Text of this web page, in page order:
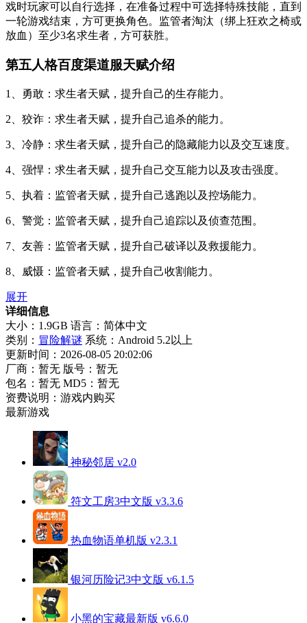
戏时玩家可以自行选择，在准备过程中可选择特殊技能，直到
一轮游戏结束，方可更换角色。监管者淘汰（绑上狂欢之椅或
放血）至少3名求生者，方可获胜。
第五人格百度渠道服天赋介绍
1、勇敢：求生者天赋，提升自己的生存能力。
2、狡诈：求生者天赋，提升自己追杀的能力。
3、冷静：求生者天赋，提升自己的隐藏能力以及交互速度。
4、强悍：求生者天赋，提升自己交互能力以及攻击强度。
5、执着：监管者天赋，提升自己逃跑以及控场能力。
6、警觉：监管者天赋，提升自己追踪以及侦查范围。
7、友善：监管者天赋，提升自己破译以及救援能力。
8、威慑：监管者天赋，提升自己收割能力。
展开
详细信息
大小：1.9GB 语言：简体中文
类别： 冒险解谜 系统：Android 5.2以上
更新时间：2026-08-05 20:02:06
厂商：暂无 版号：暂无
包名：暂无 MD5：暂无
资费说明：游戏内购买
最新游戏
神秘邻居 v2.0
符文工房3中文版 v3.3.6
热血物语单机版 v2.3.1
银河历险记3中文版 v6.1.5
小黑的宝藏最新版 v6.6.0